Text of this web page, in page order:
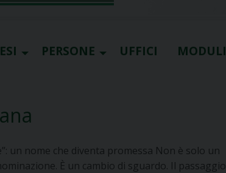
PERSONE UFFICI
un nome che diventa promessa Non è solo un
È un cambio di sguardo. Il